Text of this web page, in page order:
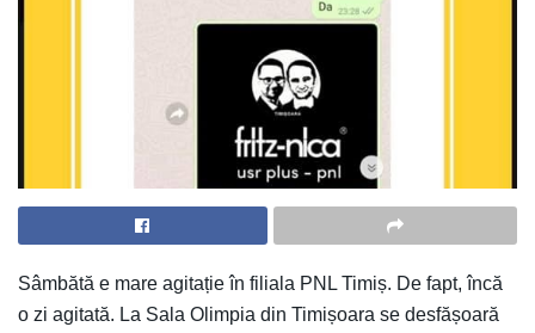
Sâmbătă e mare agitație în filiala PNL Timiș. De fapt, încă
o zi agitată. La Sala Olimpia din Timișoara se desfășoară